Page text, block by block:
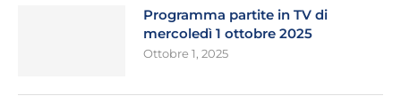
Programma partite in TV di
mercoledì 1 ottobre 2025
Ottobre 1, 2025